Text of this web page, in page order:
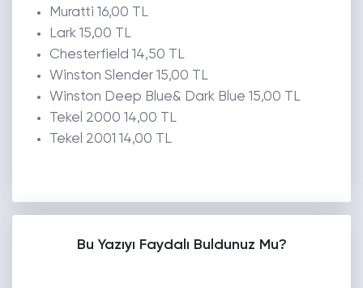
Muratti 16,00 TL
Lark 15,00 TL
Chesterfield 14,50 TL
Winston Slender 15,00 TL
Winston Deep Blue& Dark Blue 15,00 TL
Tekel 2000 14,00 TL
Tekel 2001 14,00 TL
Bu Yazıyı Faydalı Buldunuz Mu?